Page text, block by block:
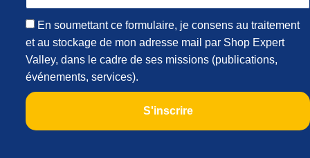
En soumettant ce formulaire, je consens au traitement
et au stockage de mon adresse mail par Shop Expert
Valley, dans le cadre de ses missions (publications,
événements, services).
S'inscrire